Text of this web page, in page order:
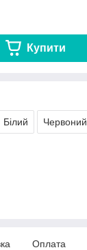
Купити
Білий Червоний
Оплата